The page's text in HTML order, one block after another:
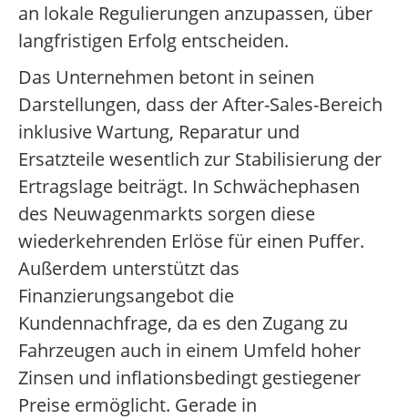
an lokale Regulierungen anzupassen, über
langfristigen Erfolg entscheiden.
Das Unternehmen betont in seinen
Darstellungen, dass der After-Sales-Bereich
inklusive Wartung, Reparatur und
Ersatzteile wesentlich zur Stabilisierung der
Ertragslage beiträgt. In Schwächephasen
des Neuwagenmarkts sorgen diese
wiederkehrenden Erlöse für einen Puffer.
Außerdem unterstützt das
Finanzierungsangebot die
Kundennachfrage, da es den Zugang zu
Fahrzeugen auch in einem Umfeld hoher
Zinsen und inflationsbedingt gestiegener
Preise ermöglicht. Gerade in